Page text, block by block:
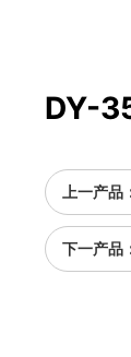
DY-
上一产品
下一产品